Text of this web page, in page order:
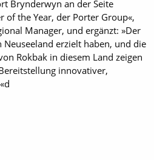
Brynderwyn an der Seite
of the Year, der Porter Group«,
Manager, und ergänzt: »Der
erzielt haben, und die
Rokbak in diesem Land zeigen
innovativer,